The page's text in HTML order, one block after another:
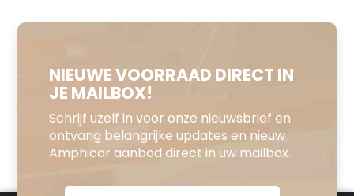
NIEUWE VOORRAAD DIRECT IN
JE MAILBOX!
Schrijf uzelf in voor onze nieuwsbrief en
ontvang belangrijke updates en nieuw
Amphicar aanbod direct in uw mailbox.